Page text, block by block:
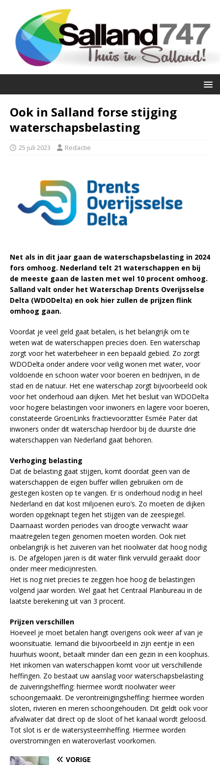
Ook in Salland forse stijging
waterschapsbelasting
25 juli 2023 Redactie
Net als in dit jaar gaan de waterschapsbelasting in 2024
fors omhoog. Nederland telt 21 waterschappen en bij
de meeste gaan de lasten met wel 10 procent omhoog.
Salland valt onder het Waterschap Drents Overijsselse
Delta (WDODelta) en ook hier zullen de prijzen flink
omhoog gaan.
Voordat je veel geld gaat betalen, is het belangrijk om te
weten wat de waterschappen precies doen. Een waterschap
zorgt voor het waterbeheer in een bepaald gebied. Zo zorgt
WDODelta onder andere voor veilig wonen met water, voor
voldoende en schoon water voor boeren en bedrijven, in de
stad en de natuur. Het ene waterschap zorgt bijvoorbeeld ook
voor het onderhoud aan dijken. Met het besluit van WDODelta
voor hogere belastingen voor inwoners en lagere voor boeren,
constateerde GroenLinks fractievoorzitter Esmée Pater dat
inwoners onder dit waterschap hierdoor bij de duurste drie
waterschappen van Nederland gaat behoren.
Verhoging belasting
Dat de belasting gaat stijgen, komt doordat geen van de
waterschappen de eigen buffer willen gebruiken om de
gestegen kosten op te vangen. Er is onderhoud nodig in heel
Nederland en dat kost miljoenen euro’s. Zo moeten de dijken
worden opgeknapt tegen het stijgen van de zeespiegel.
Daarnaast worden periodes van droogte verwacht waar
maatregelen tegen genomen moeten worden. Ook niet
onbelangrijk is het zuiveren van het rioolwater dat hoog nodig
is. De afgelopen jaren is dit water flink vervuild geraakt door
onder meer medicijnresten.
Het is nog niet precies te zeggen hoe hoog de belastingen
volgend jaar worden. Wel gaat het Centraal Planbureau in de
laatste berekening uit van 3 procent.
Prijzen verschillen
Hoeveel je moet betalen hangt overigens ook weer af van je
woonsituatie. Iemand die bijvoorbeeld in zijn eentje in een
huurhuis woont, betaalt minder dan een gezin in een koophuis.
Het inkomen van waterschappen komt voor uit verschillende
heffingen. Zo bestaat uw aanslag voor waterschapsbelasting
de zuiveringsheffing: hiermee wordt rioolwater weer
schoongemaakt. De verontreinigingsheffing: hiermee worden
sloten, rivieren en meren schoongehouden. Dit geldt ook voor
afvalwater dat direct op de sloot of het kanaal wordt geloosd.
Tot slot is er de watersysteemheffing. Hiermee worden
overstromingen en wateroverlast voorkomen.
VORIGE